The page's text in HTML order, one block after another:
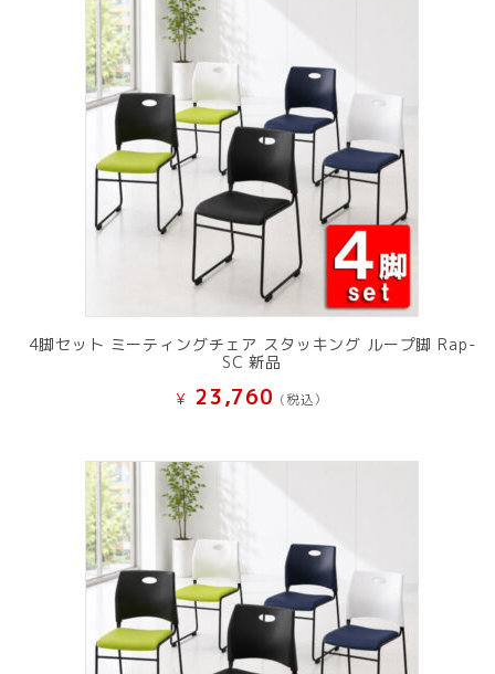
4脚セット ミーティングチェア スタッキング ループ脚 Rap-
SC 新品
¥ 23,760 (税込）